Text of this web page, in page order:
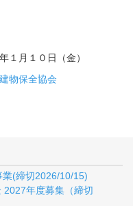
１月１０日（金）
物保全協会
(締切2026/10/15)
2027年度募集（締切